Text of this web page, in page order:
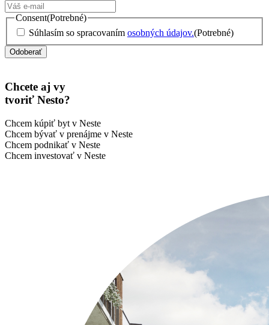
Consent(Potrebné)
Súhlasím so spracovaním osobných údajov.(Potrebné)
Chcete aj vy
tvoriť Nesto?
Chcem kúpiť byt v Neste
Chcem bývať v prenájme v Neste
Chcem podnikať v Neste
Chcem investovať v Neste